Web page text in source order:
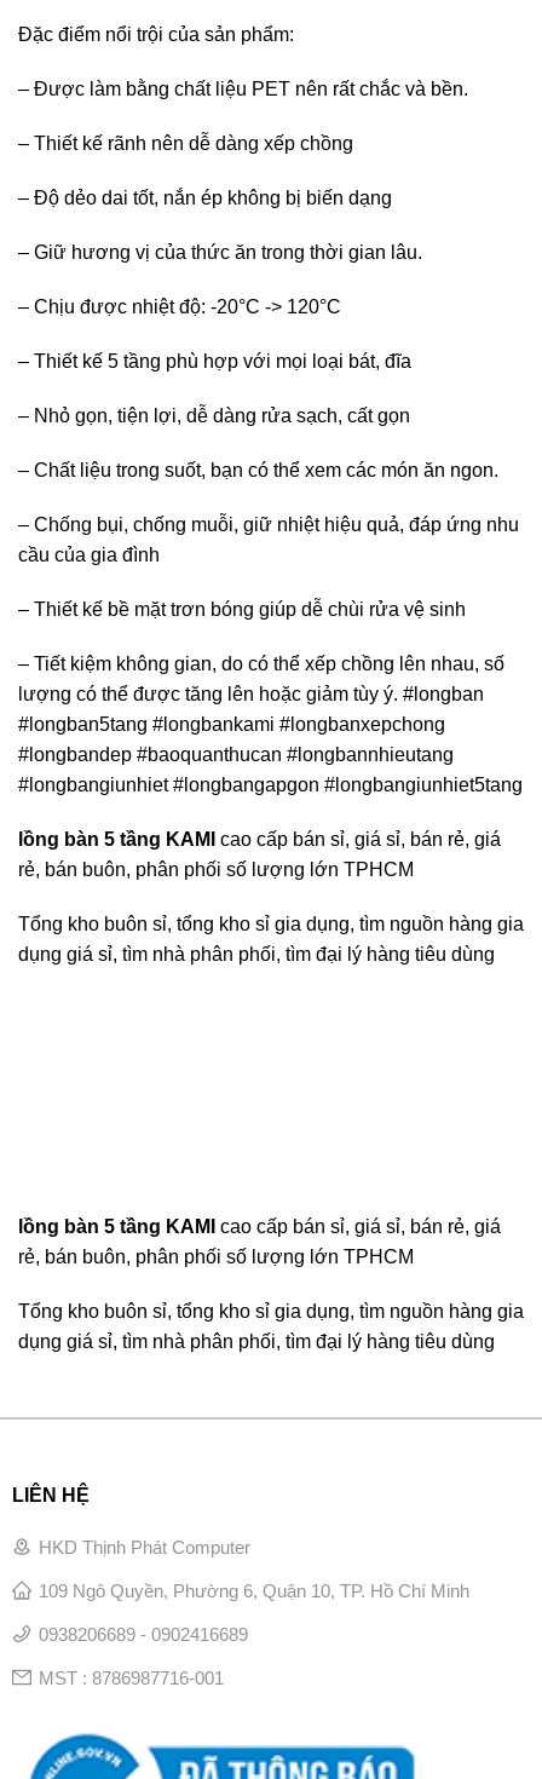
Đặc điểm nổi trội của sản phẩm:
– Được làm bằng chất liệu PET nên rất chắc và bền.
– Thiết kế rãnh nên dễ dàng xếp chồng
– Độ dẻo dai tốt, nắn ép không bị biến dạng
– Giữ hương vị của thức ăn trong thời gian lâu.
– Chịu được nhiệt độ: -20°C -> 120°C
– Thiết kế 5 tầng phù hợp với mọi loại bát, đĩa
– Nhỏ gọn, tiện lợi, dễ dàng rửa sạch, cất gọn
– Chất liệu trong suốt, bạn có thể xem các món ăn ngon.
– Chống bụi, chống muỗi, giữ nhiệt hiệu quả, đáp ứng nhu
cầu của gia đình
– Thiết kế bề mặt trơn bóng giúp dễ chùi rửa vệ sinh
– Tiết kiệm không gian, do có thể xếp chồng lên nhau, số
lượng có thể được tăng lên hoặc giảm tùy ý. #longban
#longban5tang #longbankami #longbanxepchong
#longbandep #baoquanthucan #longbannhieutang
#longbangiunhiet #longbangapgon #longbangiunhiet5tang
lồng bàn 5 tầng KAMI cao cấp bán sỉ, giá sỉ, bán rẻ, giá
rẻ, bán buôn, phân phối số lượng lớn TPHCM
Tổng kho buôn sỉ, tổng kho sỉ gia dụng, tìm nguồn hàng gia
dụng giá sỉ, tìm nhà phân phối, tìm đại lý hàng tiêu dùng
lồng bàn 5 tầng KAMI cao cấp bán sỉ, giá sỉ, bán rẻ, giá
rẻ, bán buôn, phân phối số lượng lớn TPHCM
Tổng kho buôn sỉ, tổng kho sỉ gia dụng, tìm nguồn hàng gia
dụng giá sỉ, tìm nhà phân phối, tìm đại lý hàng tiêu dùng
LIÊN HỆ
HKD Thịnh Phát Computer
109 Ngô Quyền, Phường 6, Quận 10, TP. Hồ Chí Minh
0938206689 - 0902416689
MST : 8786987716-001